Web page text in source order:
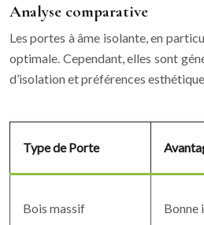
Analyse comparative
Les portes à âme isolante, en
optimale. Cependant, elles sont
d’isolation et préférences
Type de Porte
Bois massif Bonne